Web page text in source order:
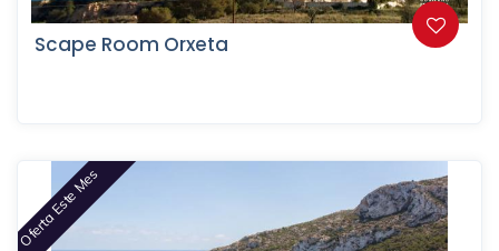
Scape Room Orxeta
Oferta Este Mes